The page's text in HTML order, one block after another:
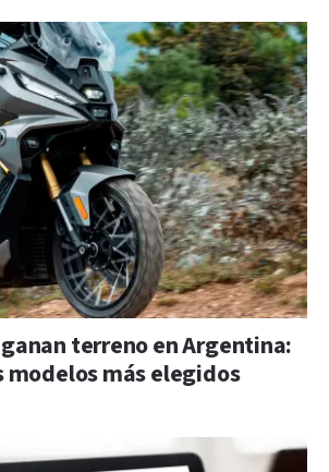
terreno en Argentina:
modelos más elegidos